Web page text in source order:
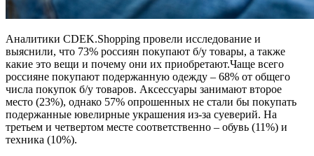
Аналитики CDEK.Shopping провели исследование и
выяснили, что 73% россиян покупают б/у товары, а также
какие это вещи и почему они их приобретают.Чаще всего
россияне покупают подержанную одежду – 68% от общего
числа покупок б/у товаров. Аксессуары занимают второе
место (23%), однако 57% опрошенных не стали бы покупать
подержанные ювелирные украшения из-за суеверий. На
третьем и четвертом месте соответственно – обувь (11%) и
техника (10%).